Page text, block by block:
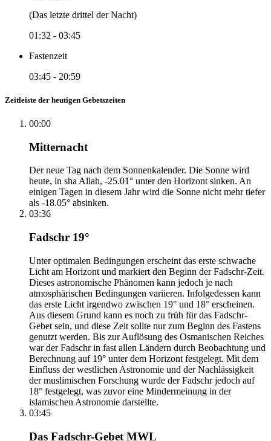
(Das letzte drittel der Nacht)
01:32 - 03:45
Fastenzeit
03:45 - 20:59
Zeitleiste der heutigen Gebetszeiten
00:00
Mitternacht
Der neue Tag nach dem Sonnenkalender. Die Sonne wird
heute, in sha Allah, -25.01° unter den Horizont sinken. An
einigen Tagen in diesem Jahr wird die Sonne nicht mehr tiefer
als -18.05° absinken.
03:36
Fadschr 19°
Unter optimalen Bedingungen erscheint das erste schwache
Licht am Horizont und markiert den Beginn der Fadschr-Zeit.
Dieses astronomische Phänomen kann jedoch je nach
atmosphärischen Bedingungen variieren. Infolgedessen kann
das erste Licht irgendwo zwischen 19° und 18° erscheinen.
Aus diesem Grund kann es noch zu früh für das Fadschr-
Gebet sein, und diese Zeit sollte nur zum Beginn des Fastens
genutzt werden. Bis zur Auflösung des Osmanischen Reiches
war der Fadschr in fast allen Ländern durch Beobachtung und
Berechnung auf 19° unter dem Horizont festgelegt. Mit dem
Einfluss der westlichen Astronomie und der Nachlässigkeit
der muslimischen Forschung wurde der Fadschr jedoch auf
18° festgelegt, was zuvor eine Mindermeinung in der
islamischen Astronomie darstellte.
03:45
Das Fadschr-Gebet MWL